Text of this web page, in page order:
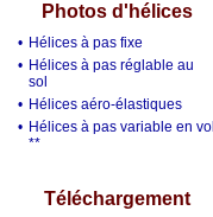
Photos d'hélices
• Hélices à pas fixe
• Hélices à pas réglable au
sol
• Hélices aéro-élastiques
• Hélices à pas variable en vol
**
Téléchargement